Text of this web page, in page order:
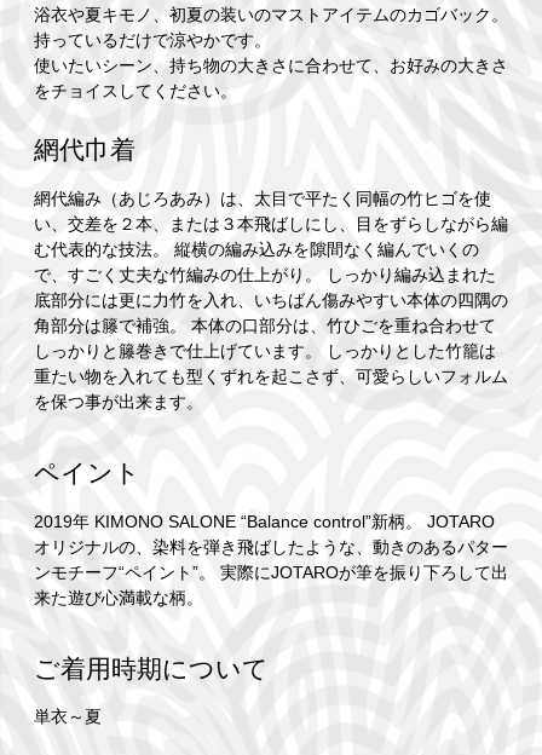
浴衣や夏キモノ、初夏の装いのマストアイテムのカゴバック。
持っているだけで涼やかです。
使いたいシーン、持ち物の大きさに合わせて、お好みの大きさ
をチョイスしてください。
網代巾着
網代編み（あじろあみ）は、太目で平たく同幅の竹ヒゴを使
い、交差を２本、または３本飛ばしにし、目をずらしながら編
む代表的な技法。 縦横の編み込みを隙間なく編んでいくの
で、すごく丈夫な竹編みの仕上がり。 しっかり編み込まれた
底部分には更に力竹を入れ、いちばん傷みやすい本体の四隅の
角部分は籐で補強。 本体の口部分は、竹ひごを重ね合わせて
しっかりと籐巻きで仕上げています。 しっかりとした竹籠は
重たい物を入れても型くずれを起こさず、可愛らしいフォルム
を保つ事が出来ます。
ペイント
2019年 KIMONO SALONE “Balance control”新柄。 JOTARO
オリジナルの、染料を弾き飛ばしたような、動きのあるパター
ンモチーフ“ペイント”。 実際にJOTAROが筆を振り下ろして出
来た遊び心満載な柄。
ご着用時期について
単衣～夏